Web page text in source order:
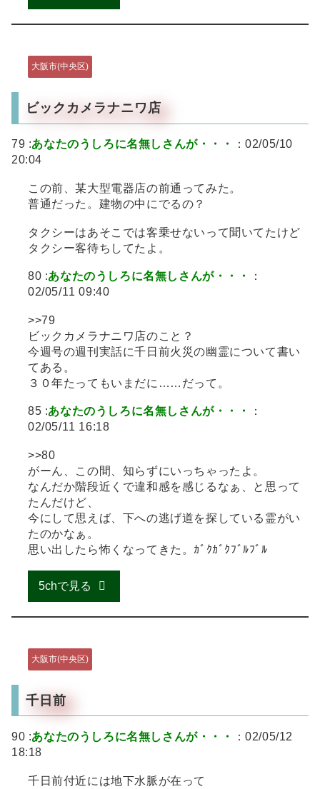
大阪市(中央区)
ビックカメラナニワ店
79 :あなたのうしろに名無しさんが・・・
：02/05/10
20:04
この前、某大型電器店の前通ってみた。
普通だった。建物の中にでるの？
タクシーはあそこでは客乗せないって聞いてたけど
タクシー客待ちしてたよ。
80 :あなたのうしろに名無しさんが・・・
：
02/05/11 09:40
>>79
ビックカメラナニワ店のこと？
今週号の週刊実話に千日前火災の幽霊について書い
てある。
３０年たってもいまだに……だって。
85 :あなたのうしろに名無しさんが・・・
：
02/05/11 16:18
>>80
がーん、この間、知らずにいっちゃったよ。
なんだか階段近くで違和感を感じるなぁ、と思って
たんだけど、
今にして思えば、下への逃げ道を探している霊がい
たのかなぁ。
思い出したら怖くなってきた。ｶﾞｸｶﾞｸﾌﾞﾙﾌﾞﾙ
5chで見る
大阪市(中央区)
千日前
90 :あなたのうしろに名無しさんが・・・
：02/05/12
18:18
千日前付近には地下水脈が在って